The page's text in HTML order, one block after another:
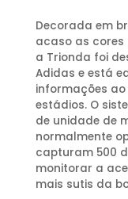
Decorada em
acaso as cores
a Trionda foi
Adidas e está
informações
estádios. O
de unidade de
normalmente
capturam 500
monitorar a
mais sutis da